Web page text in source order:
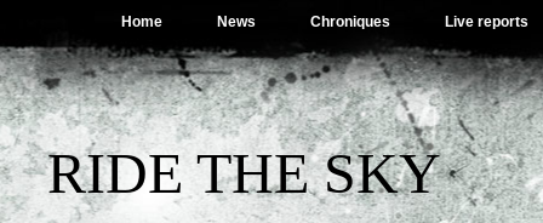
Home News Chroniques Live reports
RIDE THE SKY